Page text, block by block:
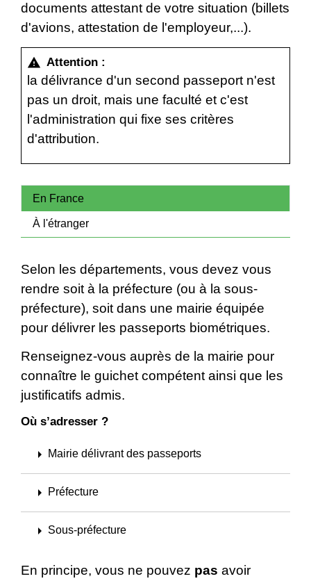
documents attestant de votre situation (billets
d'avions, attestation de l'employeur,...).
warning Attention :
la délivrance d'un second passeport n'est
pas un droit, mais une faculté et c'est
l'administration qui fixe ses critères
d'attribution.
En France
À l'étranger
Selon les départements, vous devez vous
rendre soit à la préfecture (ou à la sous-
préfecture), soit dans une mairie équipée
pour délivrer les passeports biométriques.
Renseignez-vous auprès de la mairie pour
connaître le guichet compétent ainsi que les
justificatifs admis.
Où s’adresser ?
arrow_right Mairie délivrant des passeports
arrow_right Préfecture
arrow_right Sous-préfecture
En principe, vous ne pouvez pas avoir